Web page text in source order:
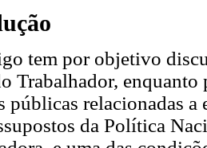
tem por objetivo
Trabalhador,
públicas relacionadas a
da Política